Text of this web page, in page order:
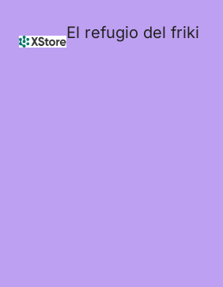
El refugio del friki